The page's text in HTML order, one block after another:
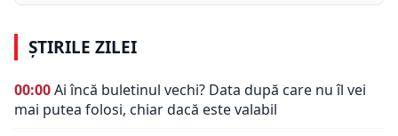
ȘTIRILE ZILEI
00:00Ai încă buletinul vechi? Data după care nu îl vei
mai putea folosi, chiar dacă este valabil